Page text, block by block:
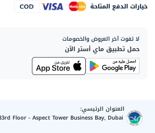
خيارات الدفع المتاحة
لا تفوت آخر العروض والخصومات
حمل تطبيق ماي أستر الآن
العنوان الرئيسي:
Floor - Aspect Tower Business Bay, Dubai